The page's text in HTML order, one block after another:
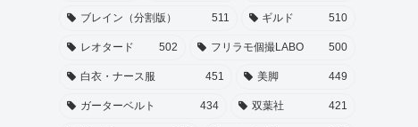
ブレイン（分割版） 511 ギルド 510
レオタード 502 フリラモ個撮LABO 500
白衣・ナース服 451 美脚 449
ガーターベルト 434 双葉社 421